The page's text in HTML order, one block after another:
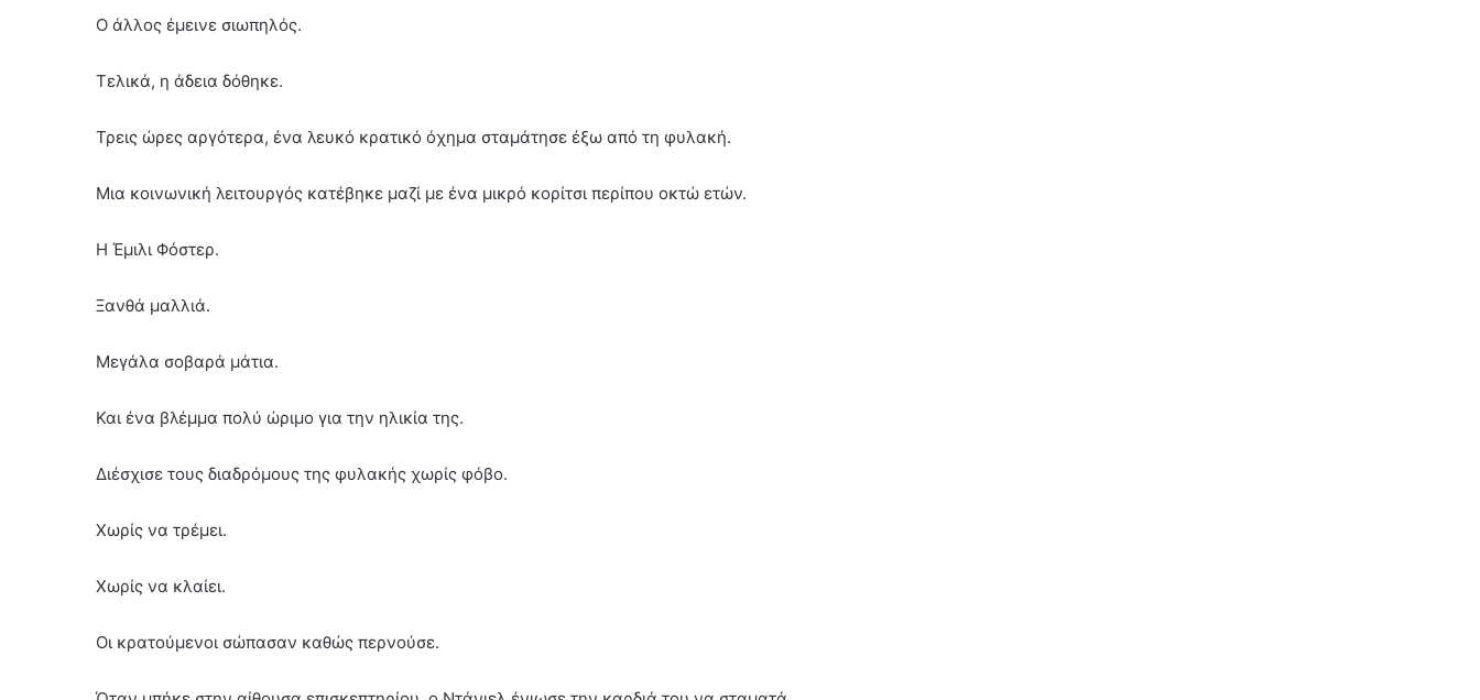
Ο άλλος έμεινε σιωπηλός.
Τελικά, η άδεια δόθηκε.
Τρεις ώρες αργότερα, ένα λευκό κρατικό όχημα σταμάτησε έξω από τη φυλακή.
Μια κοινωνική λειτουργός κατέβηκε μαζί με ένα μικρό κορίτσι περίπου οκτώ ετών.
Η Έμιλι Φόστερ.
Ξανθά μαλλιά.
Μεγάλα σοβαρά μάτια.
Και ένα βλέμμα πολύ ώριμο για την ηλικία της.
Διέσχισε τους διαδρόμους της φυλακής χωρίς φόβο.
Χωρίς να τρέμει.
Χωρίς να κλαίει.
Οι κρατούμενοι σώπασαν καθώς περνούσε.